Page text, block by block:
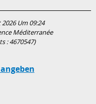
Um 09:24
Méditerranée
:4670547)